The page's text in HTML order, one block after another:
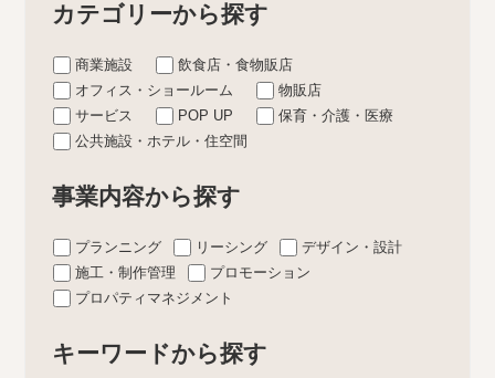
カテゴリーから探す
商業施設
飲食店・食物販店
オフィス・ショールーム
物販店
サービス
POP UP
保育・介護・医療
公共施設・ホテル・住空間
事業内容から探す
プランニング リーシング
デザイン・設計
施工・制作管理
プロモーション
プロパティマネジメント
キーワードから探す